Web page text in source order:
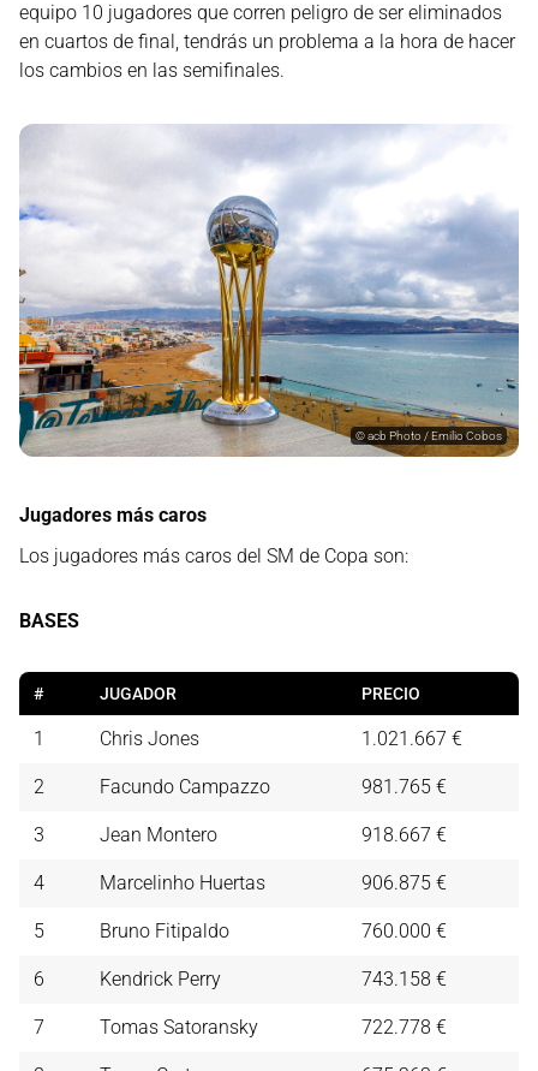
equipo 10 jugadores que corren peligro de ser eliminados
en cuartos de final, tendrás un problema a la hora de hacer
los cambios en las semifinales.
©acb Photo / Emilio Cobos
Jugadores más caros
Los jugadores más caros del SM de Copa son:
BASES
# JUGADOR PRECIO
1 Chris Jones 1.021.667 €
2 Facundo Campazzo 981.765 €
3 Jean Montero 918.667 €
4 Marcelinho Huertas 906.875 €
5 Bruno Fitipaldo 760.000 €
6 Kendrick Perry 743.158 €
7 Tomas Satoransky 722.778 €